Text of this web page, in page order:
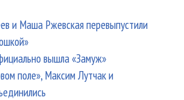
и Маша Ржевская перевыпустили
вышла «Замуж»
поле», Максим Лутчак и